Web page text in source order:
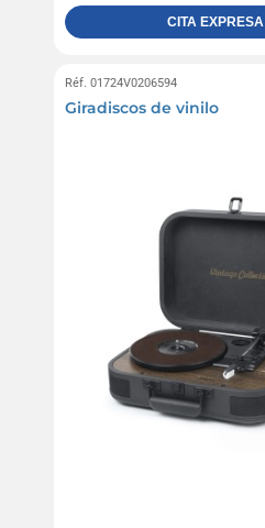
CITA EXPRESA
Réf. 01724V0206594
Giradiscos de vinilo